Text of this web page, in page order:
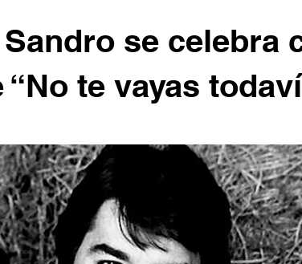
se celebra
te vayas